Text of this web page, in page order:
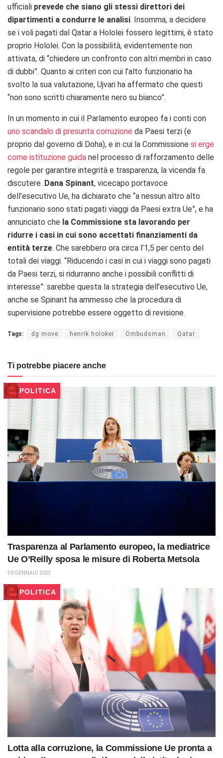
ufficiali prevede che siano gli stessi direttori dei
dipartimenti a condurre le analisi. Insomma, a decidere
se i voli pagati dal Qatar a Hololei fossero legittimi, è stato
proprio Hololei. Con la possibilità, evidentemente non
attivata, di “chiedere un confronto con altri membri in caso
di dubbi”. Quanto ai criteri con cui l’alto funzionario ha
svolto la sua valutazione, Ujvari ha affermato che questi
“non sono scritti chiaramente nero su bianco”.
In un momento in cui il Parlamento europeo fa i conti con
uno scandalo di presunta corruzione da Paesi terzi (e
proprio dal governo di Doha), e in cui la Commissione si erge
come istituzione guida nel processo di rafforzamento delle
regole per garantire integrità e trasparenza, la vicenda fa
discutere. Dana Spinant, vicecapo portavoce
dell’esecutivo Ue, ha dichiarato che “a nessun altro alto
funzionario sono stati pagati viaggi da Paesi extra Ue”, e ha
annunciato che la Commissione sta lavorando per
ridurre i casi in cui sono accettati finanziamenti da
entità terze. Che sarebbero ora circa l’1,5 per cento del
totali dei viaggi. “Riducendo i casi in cui i viaggi sono pagati
da Paesi terzi, si ridurranno anche i possibili conflitti di
interesse”: sarebbe questa la strategia dell’esecutivo Ue,
anche se Spinant ha ammesso che la procedura di
supervisione potrebbe essere oggetto di revisione.
Tags: dg move henrik holokei Ombudsman Qatar
Ti potrebbe piacere anche
POLITICA
Trasparenza al Parlamento europeo, la mediatrice
Ue O’Reilly sposa le misure di Roberta Metsola
30 GENNAIO 2023
POLITICA
Lotta alla corruzione, la Commissione Ue pronta a